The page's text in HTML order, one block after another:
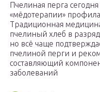
Пчелиная перга
«мёдотерапии»
Традиционная
пчелиный хлеб в
но всё чаще
пчелиной перги и
составляющий
заболеваний